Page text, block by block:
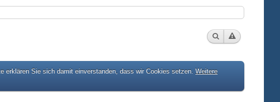
erklären Sie sich damit einverstanden, dass wir Cookies setzen. Weitere